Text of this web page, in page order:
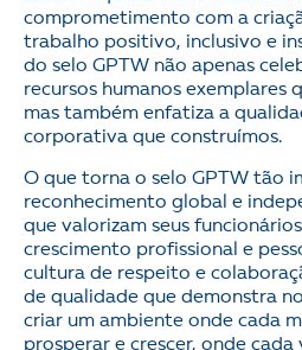
comprometimento com a
trabalho positivo, inclusivo e
do selo GPTW não apenas
recursos humanos exemplares
mas também enfatiza a
corporativa que construímos.
O que torna o selo GPTW tão
reconhecimento global e
que valorizam seus
crescimento profissional e
cultura de respeito e
de qualidade que demonstra
criar um ambiente onde cada
prosperar e crescer, onde cada